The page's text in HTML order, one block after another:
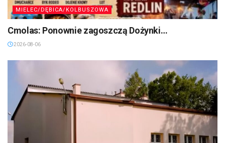
MIELEC/DĘBICA/KOLBUSZOWA
Cmolas: Ponownie zagoszczą Dożynki…
2026-08-06